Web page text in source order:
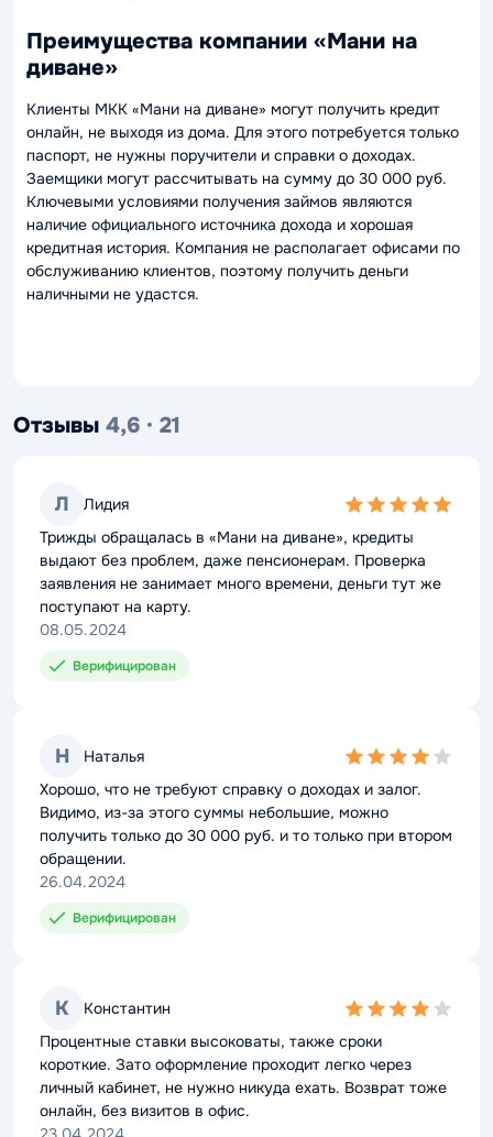
Преимущества компании «Мани на
диване»
Клиенты МКК «Мани на диване» могут получить кредит
онлайн, не выходя из дома. Для этого потребуется только
паспорт, не нужны поручители и справки о доходах.
Заемщики могут рассчитывать на сумму до 30 000 руб.
Ключевыми условиями получения займов являются
наличие официального источника дохода и хорошая
кредитная история. Компания не располагает офисами по
обслуживанию клиентов, поэтому получить деньги
наличными не удастся.
Отзывы 4,6 · 21
Л Лидия
5,0
rating
Трижды обращалась в «Мани на диване», кредиты
выдают без проблем, даже пенсионерам. Проверка
заявления не занимает много времени, деньги тут же
поступают на карту.
08.05.2024
Верифицирован
Н Наталья
4,0
rating
Хорошо, что не требуют справку о доходах и залог.
Видимо, из-за этого суммы небольшие, можно
получить только до 30 000 руб. и то только при втором
обращении.
26.04.2024
Верифицирован
К Константин
4,0
rating
Процентные ставки высоковаты, также сроки
короткие. Зато оформление проходит легко через
личный кабинет, не нужно никуда ехать. Возврат тоже
онлайн, без визитов в офис.